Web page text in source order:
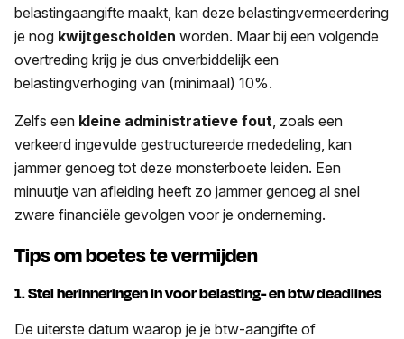
belastingaangifte maakt, kan deze belastingvermeerdering
je nog kwijtgescholden worden. Maar bij een volgende
overtreding krijg je dus onverbiddelijk een
belastingverhoging van (minimaal) 10%.
Zelfs een kleine administratieve fout, zoals een
verkeerd ingevulde gestructureerde mededeling, kan
jammer genoeg tot deze monsterboete leiden. Een
minuutje van afleiding heeft zo jammer genoeg al snel
zware financiële gevolgen voor je onderneming.
Tips om boetes te vermijden
1. Stel herinneringen in voor belasting- en btw deadlines
De uiterste datum waarop je je btw-aangifte of